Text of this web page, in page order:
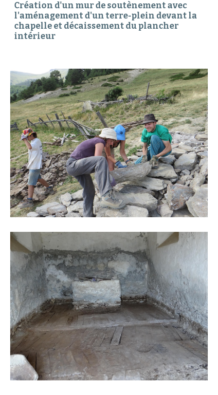
Création d'un mur de soutènement avec
l'aménagement d'un terre-plein devant la
chapelle et décaissement du plancher
intérieur